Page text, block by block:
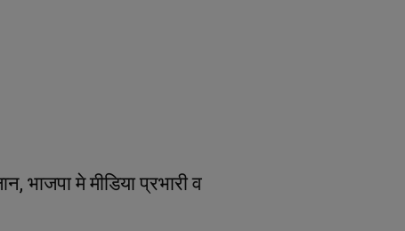
भाजपा मे मीडिया प्रभारी व